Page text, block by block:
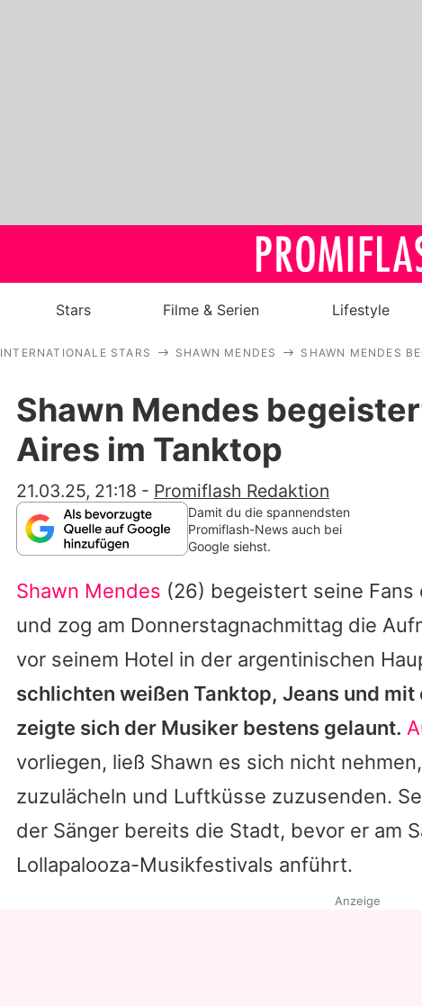
Royals
Stars
Filme & Serien
Familie & Liebe
App runterladen
Team
Redaktionelle
Impressum
Stars Filme & Serien Lifestyle
INTERNATIONALE STARS SHAWN MENDES SHAWN MENDES
Shawn Mendes
Aires im Tanktop
21.03.25, 21:18 - Promiflash Redaktion
Damit du die spannendsten
Promiflash-News auch bei
Google siehst.
Shawn Mendes (26) begeistert seine Fans
und zog am Donnerstagnachmittag die
vor seinem Hotel in der argentinischen
schlichten weißen Tanktop, Jeans und
zeigte sich der Musiker bestens gelaunt.
vorliegen, ließ Shawn es sich nicht
zuzulächeln und Luftküsse zuzusenden.
der Sänger bereits die Stadt, bevor er am
Lollapalooza-Musikfestivals anführt.
Anzeige